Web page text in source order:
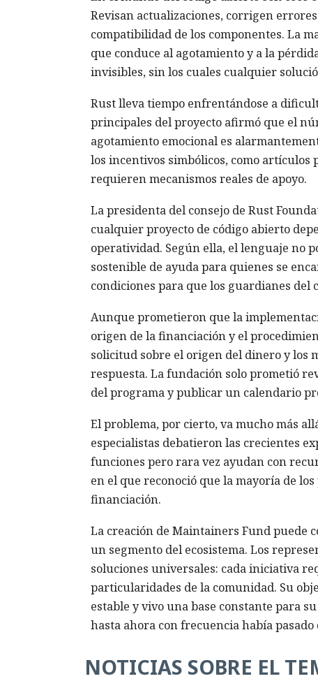
Revisan actualizaciones, corrigen
compatibilidad de los componentes. La
que conduce al agotamiento y a la
invisibles, sin los cuales cualquier
Rust lleva tiempo enfrentándose a
principales del proyecto afirmó que el
agotamiento emocional es
los incentivos simbólicos, como artículos
requieren mecanismos reales de apoyo.
La presidenta del consejo de Rust
cualquier proyecto de código abierto
operatividad. Según ella, el lenguaje no
sostenible de ayuda para quienes se
condiciones para que los guardianes del
Aunque prometieron que la
origen de la financiación y el
solicitud sobre el origen del dinero y los
respuesta. La fundación solo prometió
del programa y publicar un calendario
El problema, por cierto, va mucho más
especialistas debatieron las crecientes
funciones pero rara vez ayudan con
en el que reconoció que la mayoría de
financiación.
La creación de Maintainers Fund puede
un segmento del ecosistema. Los
soluciones universales: cada iniciativa
particularidades de la comunidad. Su
estable y vivo una base constante para
hasta ahora con frecuencia había pasado
NOTICIAS SOBRE EL